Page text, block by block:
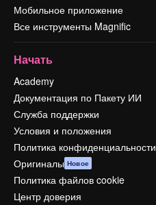
Мобильное приложение
Все инструменты Magnific
Начать
Academy
Документация по Пакету ИИ
Служба поддержки
Условия и положения
Политика конфиденциальности
Оригиналы Новое
Политика файлов cookie
Центр доверия